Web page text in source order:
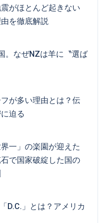
がほとんど起きない
を徹底解説
。なぜNZは羊に〝選ば
が多い理由とは？伝
迫る
一」の楽園が迎えた
で国家破綻した国の
D.C.」とは？アメリカ